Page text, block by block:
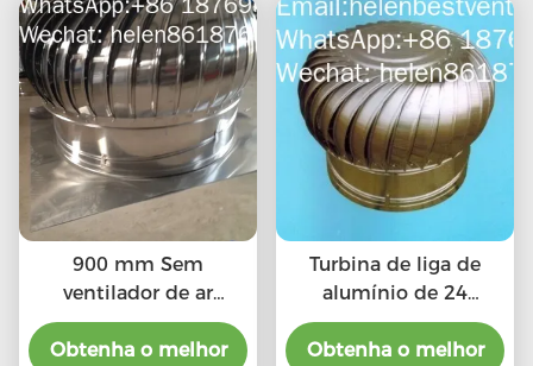
900 mm Sem
ventilador de ar
condicionado
Obtenha o melhor
Turbina de liga de
alumínio de 24
polegadas sem
ventilador de
Obtenha o melhor